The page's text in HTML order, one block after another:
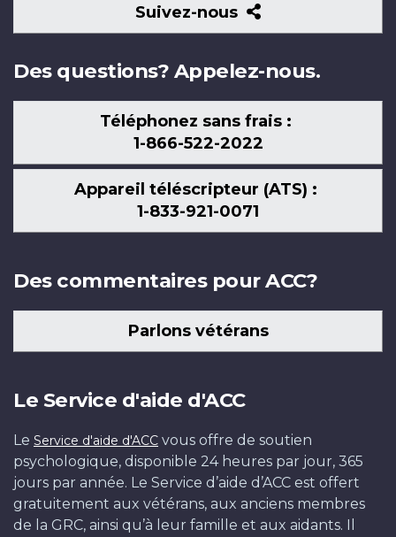
Suivez-nous
Suivez-
nous
Des questions? Appelez-nous.
Téléphonez sans frais :
1-866-522-2022
Appareil téléscripteur (ATS) :
1-833-921-0071
Des commentaires pour ACC?
Parlons vétérans
Le Service d'aide d'ACC
Le Service d'aide d'ACC vous offre de soutien
psychologique, disponible 24 heures par jour, 365
jours par année. Le Service d’aide d’ACC est offert
gratuitement aux vétérans, aux anciens membres
de la GRC, ainsi qu’à leur famille et aux aidants. Il